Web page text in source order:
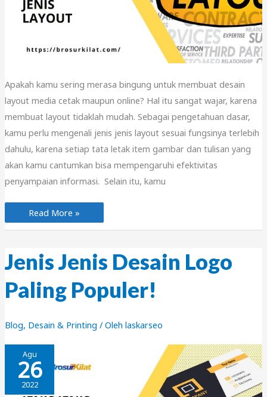
Apakah kamu sering merasa bingung untuk membuat desain
layout media cetak maupun online? Hal itu sangat wajar, karena
membuat layout tidaklah mudah. Sebagai pengetahuan dasar,
kamu perlu mengenali jenis jenis layout sesuai fungsinya terlebih
dahulu, karena setiap tata letak item gambar dan tulisan yang
akan kamu cantumkan bisa mempengaruhi efektivitas
penyampaian informasi. Selain itu, kamu
Jenis
jenis
layout
Kamu
Tahu!
Read More »
Jenis Jenis Desain Logo
Paling Populer!
Blog, Desain & Printing / Oleh laskarseo
Agu
26
2022